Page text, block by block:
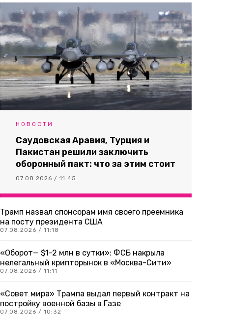
НОВОСТИ
Саудовская Аравия, Турция и
Пакистан решили заключить
оборонный пакт: что за этим стоит
07.08.2026 / 11:45
Трамп назвал спонсорам имя своего преемника
на посту президента США
07.08.2026 / 11:18
«Оборот— $1-2 млн в сутки»: ФСБ накрыла
нелегальный крипторынок в «Москва-Сити»
07.08.2026 / 11:11
«Совет мира» Трампа выдал первый контракт на
постройку военной базы в Газе
07.08.2026 / 10:32